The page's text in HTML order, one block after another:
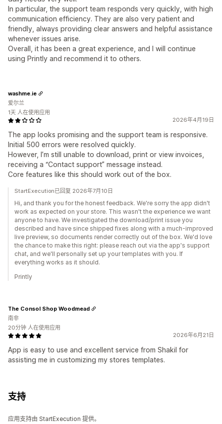
In particular, the support team responds very quickly, with high
communication efficiency. They are also very patient and
friendly, always providing clear answers and helpful assistance
whenever issues arise.
Overall, it has been a great experience, and I will continue
using Printly and recommend it to others.
2026年4月19日
The app looks promising and the support team is responsive.
Initial 500 errors were resolved quickly.
However, I’m still unable to download, print or view invoices,
receiving a “Contact support” message instead.
Core features like this should work out of the box.
washme.ie
爱尔兰
1天 人在使用应用
StartExecution已回复 2026年7月10日
Hi, and thank you for the honest feedback. We're sorry the app didn't
work as expected on your store. This wasn't the experience we want
anyone to have. We investigated the download/print issue you
described and have since shipped fixes along with a much-improved
live preview, so documents render correctly out of the box. We'd love
the chance to make this right: please reach out via the app's support
chat, and we'll personally set up your templates with you. If
everything works as it should.
Printly
2026年6月21日
App is easy to use and excellent service from Shakil for
assisting me in customizing my stores templates.
The Consol Shop Woodmead
南非
20分钟 人在使用应用
支持
应用支持由 StartExecution 提供。